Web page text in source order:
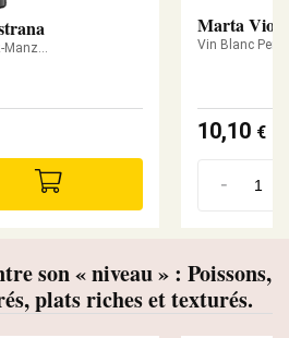
Vin Fortifié Manzanilla Jerez-Manzanilla
Marta
Vin Blanc
10,10 €
-
son « niveau » : Poissons,
plats riches et texturés.